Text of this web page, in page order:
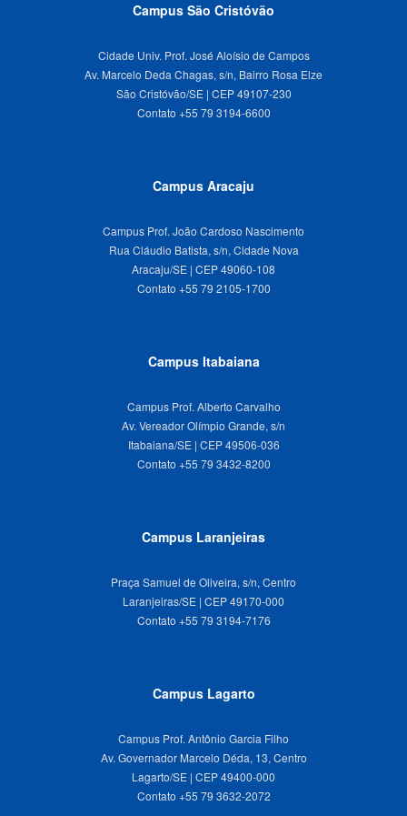
Campus São Cristóvão
Cidade Univ. Prof. José Aloísio de Campos
Av. Marcelo Deda Chagas, s/n, Bairro Rosa Elze
São Cristóvão/SE | CEP 49107-230
Campus Aracaju
Campus Prof. João Cardoso Nascimento
Rua Cláudio Batista, s/n, Cidade Nova
Aracaju/SE | CEP 49060-108
Campus Itabaiana
Campus Prof. Alberto Carvalho
Av. Vereador Olímpio Grande, s/n
Itabaiana/SE | CEP 49506-036
Campus Laranjeiras
Praça Samuel de Oliveira, s/n, Centro
Laranjeiras/SE | CEP 49170-000
Campus Lagarto
Campus Prof. Antônio Garcia Filho
Av. Governador Marcelo Déda, 13, Centro
Lagarto/SE | CEP 49400-000